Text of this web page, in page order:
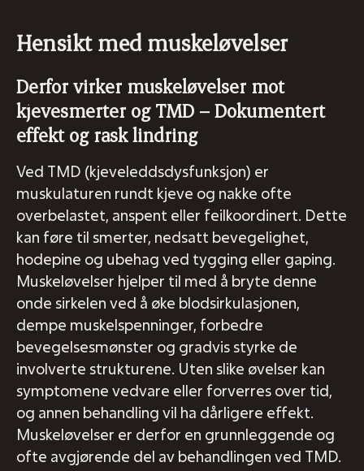
Hensikt med muskeløvelser
Derfor virker muskeløvelser mot
kjevesmerter og TMD – Dokumentert
effekt og rask lindring
Ved TMD (kjeveleddsdysfunksjon) er
muskulaturen rundt kjeve og nakke ofte
overbelastet, anspent eller feilkoordinert. Dette
kan føre til smerter, nedsatt bevegelighet,
hodepine og ubehag ved tygging eller gaping.
Muskeløvelser hjelper til med å bryte denne
onde sirkelen ved å øke blodsirkulasjonen,
dempe muskelspenninger, forbedre
bevegelsesmønster og gradvis styrke de
involverte strukturene. Uten slike øvelser kan
symptomene vedvare eller forverres over tid,
og annen behandling vil ha dårligere effekt.
Muskeløvelser er derfor en grunnleggende og
ofte avgjørende del av behandlingen ved TMD.